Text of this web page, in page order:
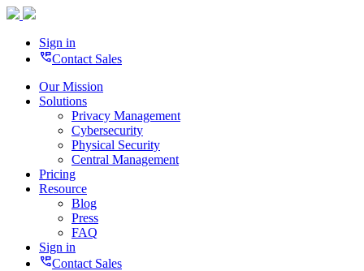
Sign in
perm_phone_msgContact Sales
Our Mission
Solutions
Privacy Management
Cybersecurity
Physical Security
Central Management
Pricing
Resource
Blog
Press
FAQ
Sign in
perm_phone_msgContact Sales